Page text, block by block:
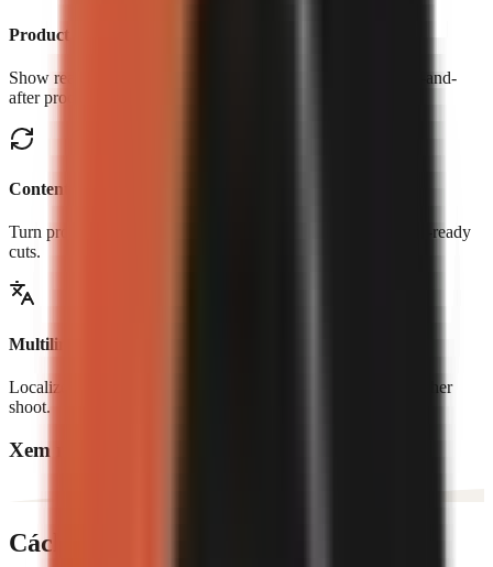
Product demos
Show real controls, workflows, transformations, and before-and-
after proof.
Content repurposing
Turn product pages, blogs, and long-form content into social-ready
cuts.
Multilingual creatives
Localize narration and creative for new markets without another
shoot.
Xem những gì nhà sáng tạo đang làm
Cách hoạt động